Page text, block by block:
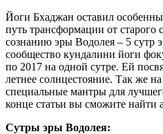
Йоги Бхаджан оставил
путь трансформации от
сознанию эры Водолея – 5 сутр
сообщество кундалини йоги
по 2017 на одной сутре. Ей
летнее солнцестояние. Так же
специальные мантры для
конце статьи вы сможите найти
Сутры эры Водолея: